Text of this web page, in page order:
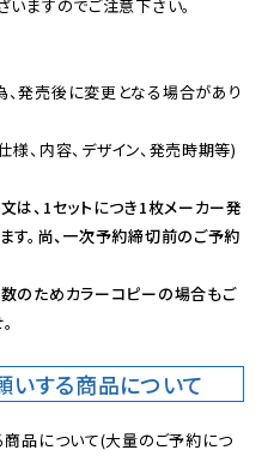
ますのでご注意下さい。
発売後に変更となる場合があり
、内容、デザイン、発売時期等)
、1セットにつき1枚メーカー発
す。尚、一次予約締切前のご予約
のためカラーコピーの場合もご
する商品について
品について(大量のご予約につ